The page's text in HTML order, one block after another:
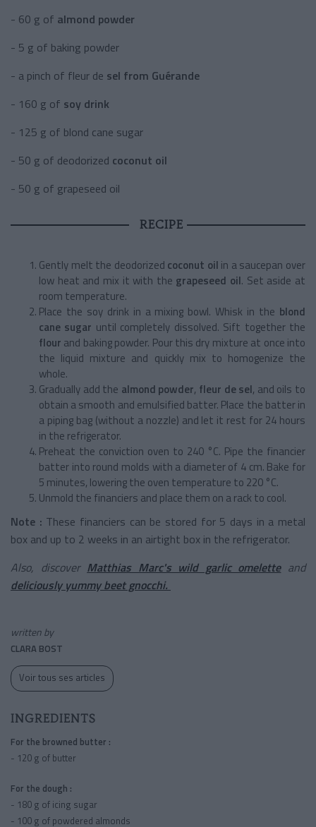
- 60 g of almond powder
- 5 g of baking powder
- a pinch of fleur de sel from Guérande
- 160 g of soy drink
- 125 g of blond cane sugar
- 50 g of deodorized coconut oil
- 50 g of grapeseed oil
RECIPE
Gently melt the deodorized coconut oil in a saucepan over
low heat and mix it with the grapeseed oil. Set aside at
room temperature.
Place the soy drink in a mixing bowl. Whisk in the blond
cane sugar until completely dissolved. Sift together the
flour and baking powder. Pour this dry mixture at once into
the liquid mixture and quickly mix to homogenize the
whole.
Gradually add the almond powder, fleur de sel, and oils to
obtain a smooth and emulsified batter. Place the batter in
a piping bag (without a nozzle) and let it rest for 24 hours
in the refrigerator.
Preheat the conviction oven to 240 °C. Pipe the financier
batter into round molds with a diameter of 4 cm. Bake for
5 minutes, lowering the oven temperature to 220 °C.
Unmold the financiers and place them on a rack to cool.
Note : These financiers can be stored for 5 days in a metal
box and up to 2 weeks in an airtight box in the refrigerator.
Also, discover Matthias Marc's wild garlic omeletteand
deliciously yummy beet gnocchi.
written by
CLARA BOST
Voir tous ses articles
INGREDIENTS
For the browned butter :
- 120 g of butter
For the dough :
- 180 g of icing sugar
- 100 g of powdered almonds